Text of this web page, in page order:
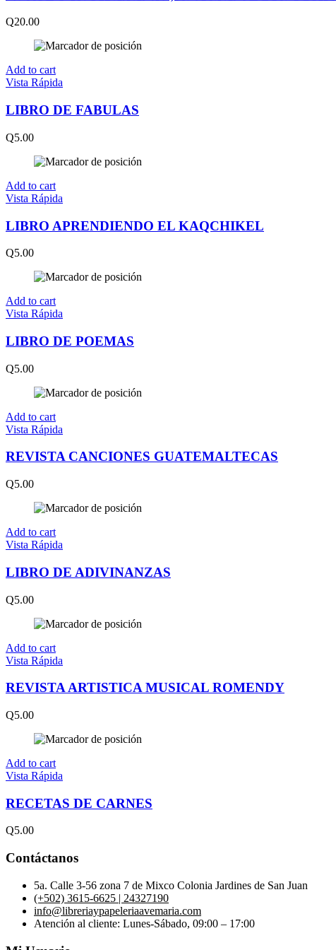
Q20.00
Add to cart
Vista Rápida
LIBRO DE FABULAS
Q5.00
Add to cart
Vista Rápida
LIBRO APRENDIENDO EL KAQCHIKEL
Q5.00
Add to cart
Vista Rápida
LIBRO DE POEMAS
Q5.00
Add to cart
Vista Rápida
REVISTA CANCIONES GUATEMALTECAS
Q5.00
Add to cart
Vista Rápida
LIBRO DE ADIVINANZAS
Q5.00
Add to cart
Vista Rápida
REVISTA ARTISTICA MUSICAL ROMENDY
Q5.00
Add to cart
Vista Rápida
RECETAS DE CARNES
Q5.00
Contáctanos
5a. Calle 3-56 zona 7 de Mixco Colonia Jardines de San Juan
(+502) 3615-6625 | 24327190
info@libreriaypapeleriaavemaria.com
Atención al cliente: Lunes-Sábado, 09:00 – 17:00